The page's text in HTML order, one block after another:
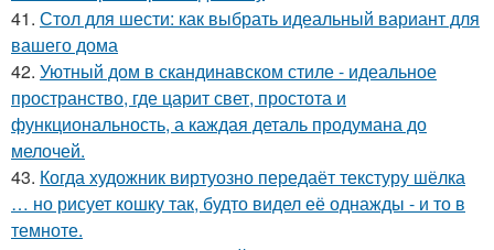
41. Стол для шести: как выбрать идеальный вариант для
вашего дома
42. Уютный дом в скандинавском стиле - идеальное
пространство, где царит свет, простота и
функциональность, а каждая деталь продумана до
мелочей.
43. Когда художник виртуозно передаёт текстуру шёлка
… но рисует кошку так, будто видел её однажды - и то в
темноте.